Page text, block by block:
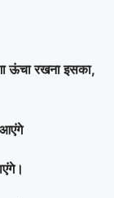
ऊंचा रखना इसका,